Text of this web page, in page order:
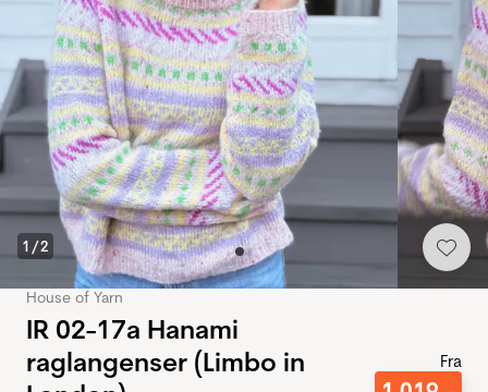
1 /2
House of Yarn
IR 02-17a Hanami
raglangenser (Limbo in
Fra